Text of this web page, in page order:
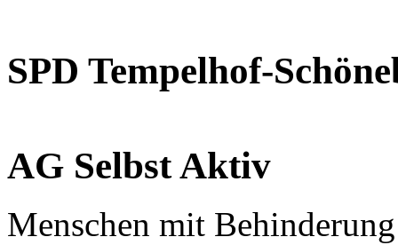
SPD Tempelhof-
AG Selbst Aktiv
Menschen mit